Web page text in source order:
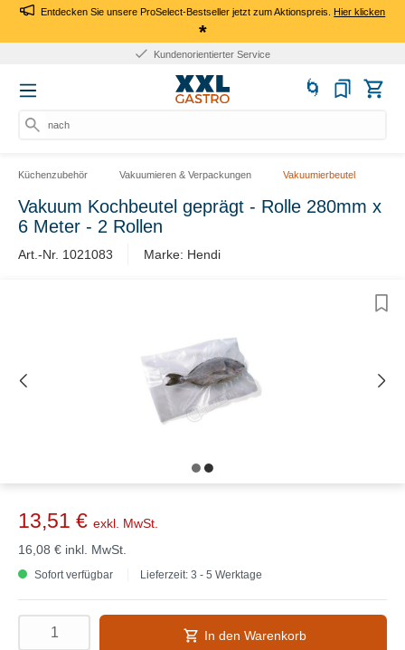
Entdecken Sie unsere ProSelect-Bestseller jetzt zum Aktionspreis.Hier klicken
*
Kundenorientierter Service
nach P
Küchenzubehör Vakuumieren & Verpackungen Vakuumierbeutel
Vakuum Kochbeutel geprägt - Rolle 280mm x
6 Meter - 2 Rollen
Art.-Nr. 1021083 Marke: Hendi
13,51 € exkl. MwSt.
16,08 € inkl. MwSt.
Sofort verfügbar Lieferzeit: 3 - 5 Werktage
In den Warenkorb